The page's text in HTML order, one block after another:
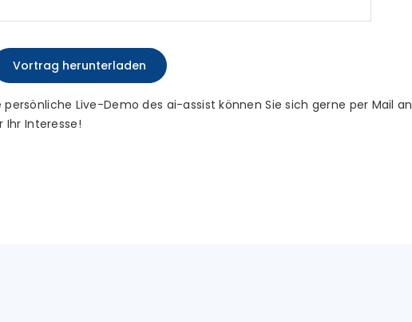
Vortrag herunterladen
Live-Demo des ai-assist können Sie sich gerne per Mail an
Ihr Interesse!